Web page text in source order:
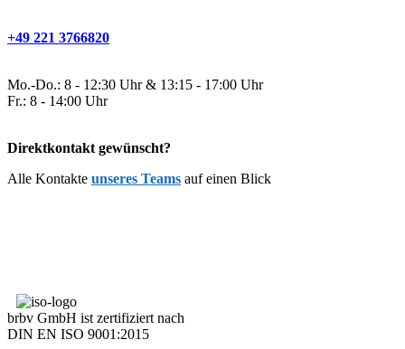
+49 221 3766820
Mo.-Do.: 8 - 12:30 Uhr & 13:15 - 17:00 Uhr
Fr.: 8 - 14:00 Uhr
Direktkontakt gewünscht?
Alle Kontakte unseres Teams auf einen Blick
brbv GmbH ist zertifiziert nach
DIN EN ISO 9001:2015